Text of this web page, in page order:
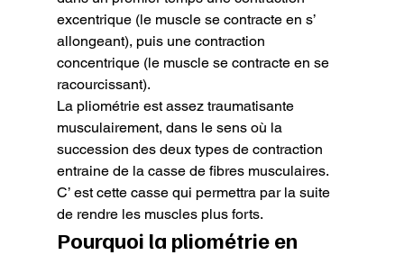
excentrique (le muscle se contracte en s’
allongeant), puis une contraction
concentrique (le muscle se contracte en se
racourcissant).
La pliométrie est assez traumatisante
musculairement, dans le sens où la
succession des deux types de contraction
entraine de la casse de fibres musculaires.
C’ est cette casse qui permettra par la suite
de rendre les muscles plus forts.
Pourquoi la pliométrie en